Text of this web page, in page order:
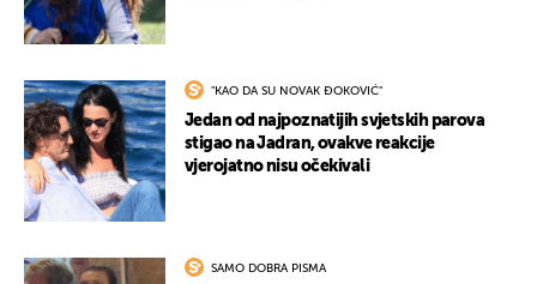
"KAO DA SU NOVAK ĐOKOVIĆ"
Jedan od najpoznatijih svjetskih parova
stigao na Jadran, ovakve reakcije
vjerojatno nisu očekivali
SAMO DOBRA PISMA